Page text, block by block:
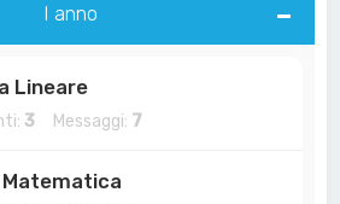
I anno
Lineare
3 Messaggi: 7
Matematica